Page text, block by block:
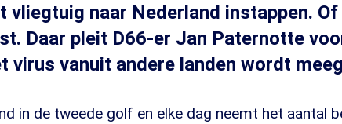
vliegtuig naar Nederland instappen.
Daar pleit D66-er Jan Paternotte
virus vanuit andere landen wordt
in de tweede golf en elke dag neemt het aantal